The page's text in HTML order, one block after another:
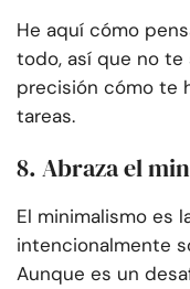
He aquí cómo
todo, así que no
precisión cómo te
tareas.
8. Abraza el
El minimalismo es
intencionalmente
Aunque es un